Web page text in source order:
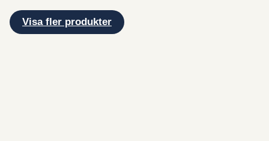
Visa fler produkter